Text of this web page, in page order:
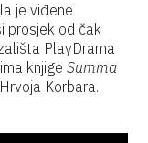
je viđene
prosjek od čak
PlayDrama
knjigeSumma
Korbara.